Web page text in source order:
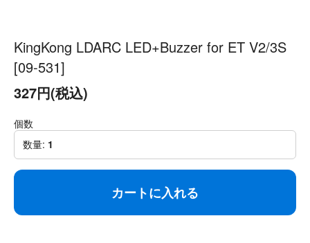
KingKong LDARC LED+Buzzer for ET V2/3S
[09-531]
327円(税込)
個数
数量: 1
カートに入れる